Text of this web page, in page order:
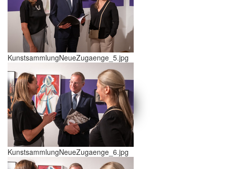
schließen X
<< >>
KunstsammlungNeueZugaenge_5.jpg
KunstsammlungNeueZugaenge_6.jpg